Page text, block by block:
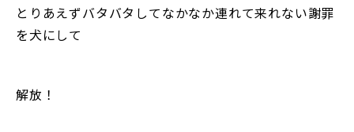
とりあえずバタバタしてなかなか連れて来れない謝罪
を犬にして
解放！